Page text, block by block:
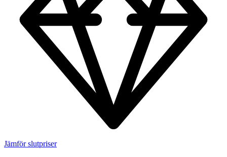
Jämför slutpriser